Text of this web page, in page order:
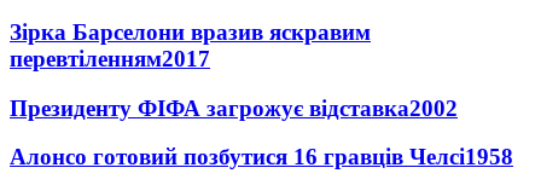
Зірка Барселони вразив яскравим
перевтіленням2017
Президенту ФІФА загрожує відставка2002
Алонсо готовий позбутися 16 гравців Челсі1958